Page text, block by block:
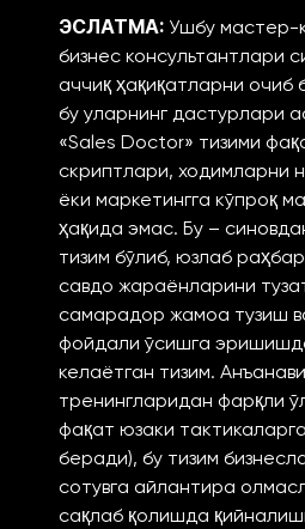
ЭСЛАТМА: Ушбу мастер-
бизнес консультантлари
аччиқ ҳақиқатларни очиб
бу уларнинг дастурлари
«Sales Doctor» тизими
скриптлари, ходимларни
ёки маркетингга кўпроқ
ҳақида эмас. Бу –
тизим бўлиб, юзлаб
савдо жараёнларини
самарадор жамоа тузиш
фойдали ўсишга
келаётган тизим.
тренингларидан фарқли
фақат юзаки
беради), бу тизим
сотувга айлантира
сақлаб қолишда